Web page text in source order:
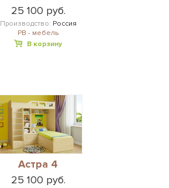
25 100 руб.
Производство: Россия
РВ - мебель
В корзину
Астра 4
25 100 руб.